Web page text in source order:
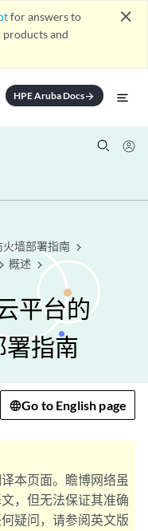
for answers to
and
close
HPE Aruba Docsarrow_forward
火墙部署指南
概述
平台的
署指南
Go to English page
本页面。瞻博网络虽
，但无法保证其准确
疑问，请参阅英文版